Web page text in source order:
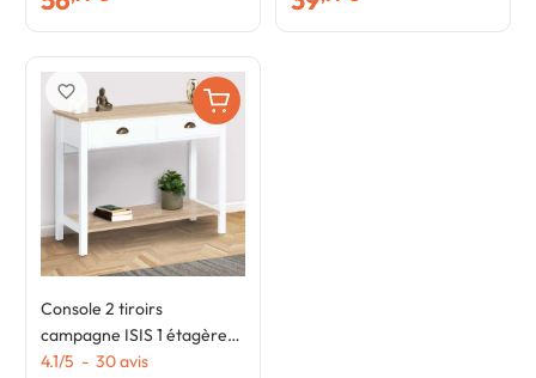
Console 2 tiroirs
campagne ISIS 1 étagère
bois et blanc
4.1/5 - 30avis
favorite_border